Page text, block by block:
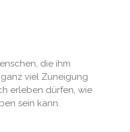
die ihm
viel Zuneigung
erleben dürfen, wie
sein kann.